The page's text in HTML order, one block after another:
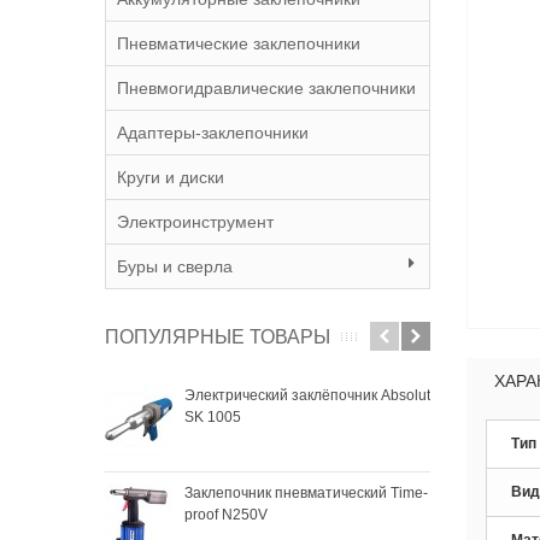
Пневматические заклепочники
Пневмогидравлические заклепочники
Адаптеры-заклепочники
Круги и диски
Электроинструмент
Буры и сверла
ПОПУЛЯРНЫЕ ТОВАРЫ
Электрический заклёпочник Absolut
SK 1005
Заклепочник пневматический Time-
proof N250V
Тип